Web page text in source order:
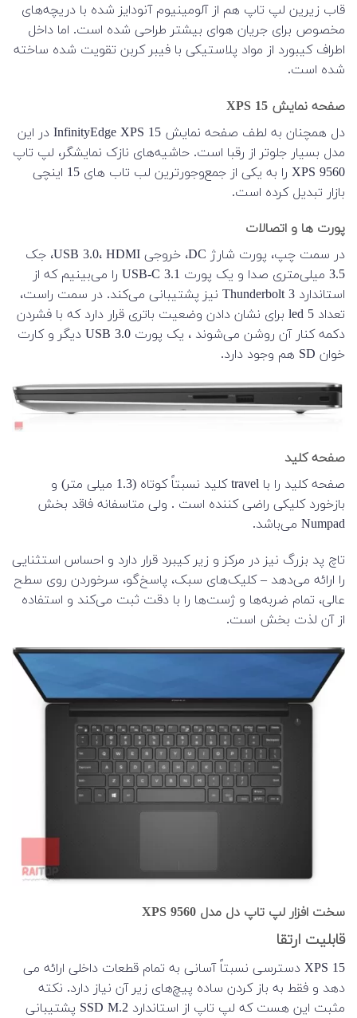
قاب زیرین لپ تاپ هم از آلومینیوم آنودایز شده با دریچه‌های
مخصوص برای جریان هوای بیشتر طراحی شده است. اما داخل
اطراف کیبورد از مواد پلاستیکی با فیبر کربن تقویت شده ساخته
شده است.
صفحه نمایش XPS 15
دل همچنان به لطف صفحه نمایش InfinityEdge XPS 15 در این
مدل بسیار جلوتر از رقبا است. حاشیه‌های نازک نمایشگر، لپ تاپ
XPS 9560 را به یکی از جمع‌وجورترین لب تاب های 15 اینچی
بازار تبدیل کرده است.
پورت ها و اتصالات
در سمت چپ، پورت شارژ DC، خروجی USB 3.0، HDMI، جک
3.5 میلی‌متری صدا و یک پورت USB-C 3.1 را می‌بینیم که از
استاندارد Thunderbolt 3 نیز پشتیبانی می‌کند. در سمت راست،
تعداد 5 led برای نشان دادن وضعیت باتری قرار دارد که با فشردن
دکمه کنار آن روشن می‌شوند ، یک پورت USB 3.0 دیگر و کارت
خوان SD هم وجود دارد.
صفحه کلید
صفحه کلید را با travel کلید نسبتاً کوتاه (1.3 میلی متر) و
بازخورد کلیکی راضی کننده است . ولی متاسفانه فاقد بخش
Numpad می‌باشد.
تاچ پد بزرگ نیز در مرکز و زیر کیبرد قرار دارد و احساس استثنایی
را ارائه می‌دهد – کلیک‌های سبک، پاسخ‌گو، سرخوردن روی سطح
عالی، تمام ضربه‌ها و ژست‌ها را با دقت ثبت می‌کند و استفاده
از آن لذت بخش است.
سخت افزار لپ تاپ دل مدل XPS 9560
قابلیت ارتقا
XPS 15 دسترسی نسبتاً آسانی به تمام قطعات داخلی ارائه می
دهد و فقط به باز کردن ساده پیچ‌های زیر آن نیاز دارد. نکته
مثبت این هست که لپ تاپ از استاندارد SSD M.2 پشتیبانی